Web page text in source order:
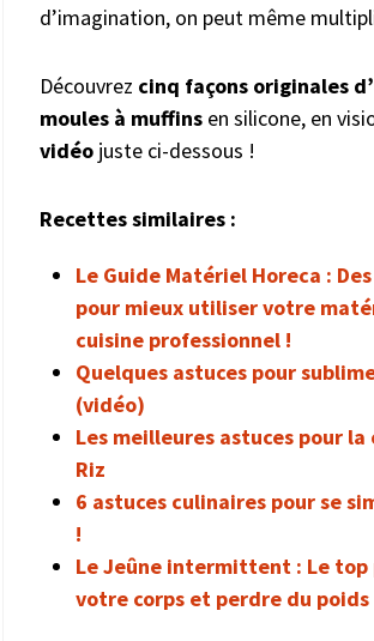
d’imagination, on peut même
Découvrez cinq façons originales
moules à muffins en silicone, en
vidéo juste ci-dessous !
Recettes similaires :
Le Guide Matériel Horeca :
pour mieux utiliser votre
cuisine professionnel !
Quelques astuces pour
(vidéo)
Les meilleures astuces pour la
Riz
6 astuces culinaires pour se
!
Le Jeûne intermittent : Le
votre corps et perdre du poids